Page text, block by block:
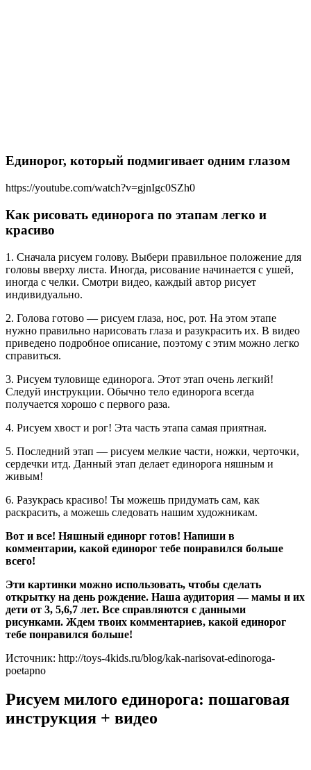
Единорог, который подмигивает одним глазом
https://youtube.com/watch?v=gjnIgc0SZh0
Как рисовать единорога по этапам легко и
красиво
1. Сначала рисуем голову. Выбери правильное положение для
головы вверху листа. Иногда, рисование начинается с ушей,
иногда с челки. Смотри видео, каждый автор рисует
индивидуально.
2. Голова готово — рисуем глаза, нос, рот. На этом этапе
нужно правильно нарисовать глаза и разукрасить их. В видео
приведено подробное описание, поэтому с этим можно легко
справиться.
3. Рисуем туловище единорога. Этот этап очень легкий!
Следуй инструкции. Обычно тело единорога всегда
получается хорошо с первого раза.
4. Рисуем хвост и рог! Эта часть этапа самая приятная.
5. Последний этап — рисуем мелкие части, ножки, черточки,
сердечки итд. Данный этап делает единорога няшным и
живым!
6. Разукрась красиво! Ты можешь придумать сам, как
раскрасить, а можешь следовать нашим художникам.
Вот и все! Няшный единорг готов! Напиши в
комментарии, какой единорог тебе понравился больше
всего!
Эти картинки можно использовать, чтобы сделать
открытку на день рождение. Наша аудитория — мамы и их
дети от 3, 5,6,7 лет. Все справляются с данными
рисунками. Ждем твоих комментариев, какой единорог
тебе понравился больше!
Источник: http://toys-4kids.ru/blog/kak-narisovat-edinoroga-
poetapno
Рисуем милого единорога: пошаговая
инструкция + видео